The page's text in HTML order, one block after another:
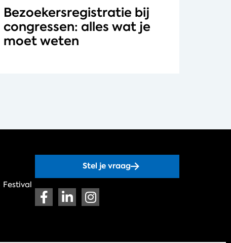
Bezoekersregistratie bij
congressen: alles wat je
moet weten
Festival
Stel je vraag